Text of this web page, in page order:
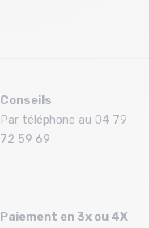
Conseils
Par téléphone au 04 79
72 59 69
Paiement en 3x ou 4X